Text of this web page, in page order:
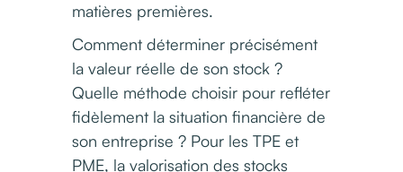
matières premières.
Comment déterminer précisément
la valeur réelle de son stock ?
Quelle méthode choisir pour refléter
fidèlement la situation financière de
son entreprise ? Pour les TPE et
PME, la valorisation des stocks